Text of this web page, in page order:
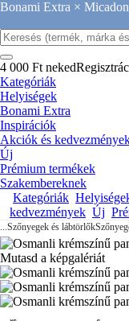
Bonami Extra ×
4 000 Ft neked
Kategóriák
Helyiségek
Bonami Extra
Inspirációk
Akciók és
Új
Prémium termékek
Szakembereknek
Kategóriák
kedvezmények Új
...Szőnyegek és lábtörlők
Mutasd a képgalériát